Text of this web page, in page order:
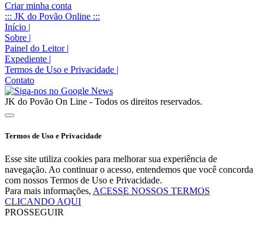
Criar minha conta
::: JK do Povão Online :::
Início |
Sobre |
Painel do Leitor |
Expediente |
Termos de Uso e Privacidade |
Contato
JK do Povão On Line - Todos os direitos reservados.
Termos de Uso e Privacidade
Esse site utiliza cookies para melhorar sua experiência de
navegação. Ao continuar o acesso, entendemos que você concorda
com nossos Termos de Uso e Privacidade.
Para mais informações, ACESSE NOSSOS TERMOS
CLICANDO AQUI
PROSSEGUIR